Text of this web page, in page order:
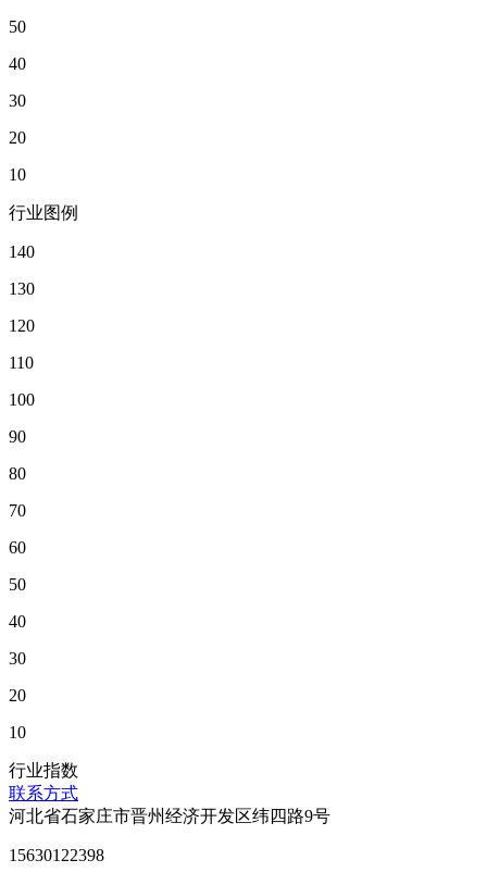
50
40
30
20
10
行业图例
140
130
120
110
100
90
80
70
60
50
40
30
20
10
行业指数
联系方式
河北省石家庄市晋州经济开发区纬四路9号
15630122398